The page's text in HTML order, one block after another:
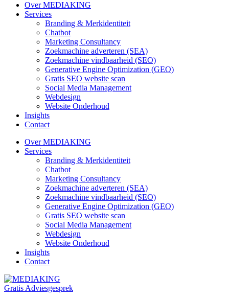
Over MEDIAKING
Services
Branding & Merkidentiteit
Chatbot
Marketing Consultancy
Zoekmachine adverteren (SEA)
Zoekmachine vindbaarheid (SEO)
Generative Engine Optimization (GEO)
Gratis SEO website scan
Social Media Management
Webdesign
Website Onderhoud
Insights
Contact
Over MEDIAKING
Services
Branding & Merkidentiteit
Chatbot
Marketing Consultancy
Zoekmachine adverteren (SEA)
Zoekmachine vindbaarheid (SEO)
Generative Engine Optimization (GEO)
Gratis SEO website scan
Social Media Management
Webdesign
Website Onderhoud
Insights
Contact
Gratis Adviesgesprek